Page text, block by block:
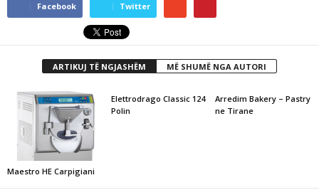
Facebook Twitter
ARTIKUJ TË NGJASHËM MË SHUMË NGA AUTORI
Maestro HE Carpigiani
Elettrodrago Classic 124
Polin
Arredim Bakery – Pastry
ne Tirane